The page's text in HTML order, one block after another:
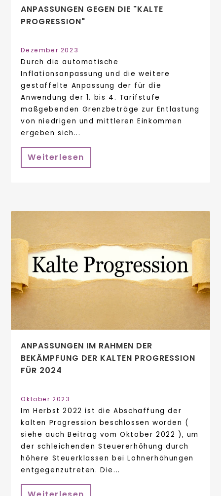
ANPASSUNGEN GEGEN DIE "KALTE
PROGRESSION"
Dezember 2023
Durch die automatische
Inflationsanpassung und die weitere
gestaffelte Anpassung der für die
Anwendung der 1. bis 4. Tarifstufe
maßgebenden Grenzbeträge zur Entlastung
von niedrigen und mittleren Einkommen
ergeben sich...
Weiterlesen
ANPASSUNGEN IM RAHMEN DER
BEKÄMPFUNG DER KALTEN PROGRESSION
FÜR 2024
Oktober 2023
Im Herbst 2022 ist die Abschaffung der
kalten Progression beschlossen worden (
siehe auch Beitrag vom Oktober 2022 ), um
der schleichenden Steuererhöhung durch
höhere Steuerklassen bei Lohnerhöhungen
entgegenzutreten. Die...